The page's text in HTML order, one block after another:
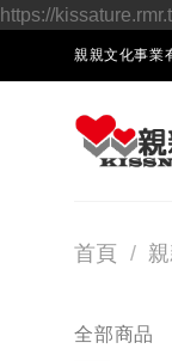
https://
親親文化事業
首頁 /
全部商品